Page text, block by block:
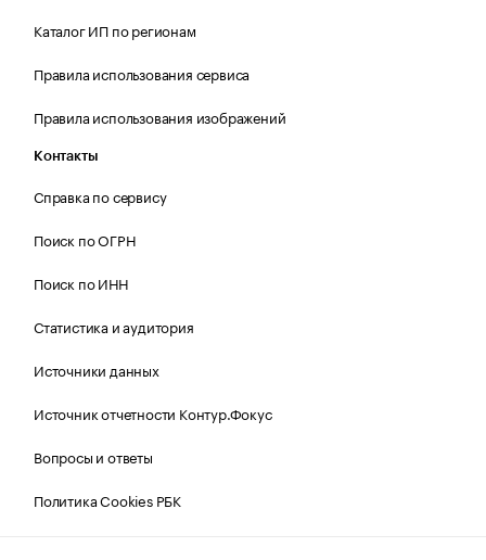
Каталог ИП по регионам
Правила использования сервиса
Правила использования изображений
Контакты
Справка по сервису
Поиск по ОГРН
Поиск по ИНН
Статистика и аудитория
Источники данных
Источник отчетности Контур.Фокус
Вопросы и ответы
Политика Cookies РБК